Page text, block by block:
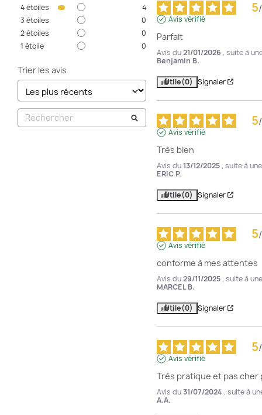
4étoiles
4
3 étoiles
0
2étoiles
0
1 étoile 0
Trier les avis
5/
Avis vérifié
Parfait
Avis du21/01/2026 , suite à
Benjamin B.
Utile(0) Signaler
5/
Avis vérifié
Très bien
Avis du13/12/2025, suite à
ERIC P.
Utile(0) Signaler
5/
Avis vérifié
conforme à mes attentes
Avis du29/11/2025, suite à
MARCEL B.
Utile(0) Signaler
5/
Avis vérifié
Très pratique et pas cher
Avis du 31/07/2024 , suite à
A.A.